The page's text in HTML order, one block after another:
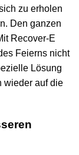
zu erholen
Den ganzen
Recover-E
Feierns nicht
Lösung
wieder auf die